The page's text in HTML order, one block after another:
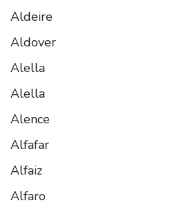
Aldeire
Aldover
Alella
Alella
Alence
Alfafar
Alfaiz
Alfaro